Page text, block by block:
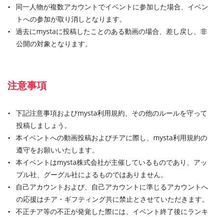
同一人物が複数アカウントでイベントに参加した場合、イベン
トへの参加が取り消しとなります。
過去にmystaに投稿したことのある動画の場合、差し戻し、非
公開の対象となります。
注意事項
下記注意事項およびmysta利用規約、その他のルールを守って
投稿しましょう。
本イベントへの動画投稿およびチアに際し、mysta利用規約の
遵守をお願いいたします。
本イベントはmysta株式会社が主催しているものであり、アッ
プル社、グーグル社によるものではありません。
自己アカウントおよび、自己アカウントに準じるアカウントへ
の応援はチア・ギフティング共に禁止とさせていただきます。
不正チア等の不正が発覚した際には、イベント終了後にランキ